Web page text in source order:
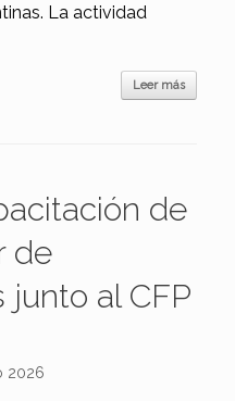
La actividad
Leer más
de
de
junto al CFP
2026